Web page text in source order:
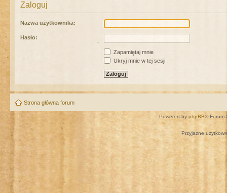
Zaloguj
Nazwa użytkownika:
Hasło:
Zapamiętaj mnie
Ukryj mnie w tej sesji
Strona główna forum
Powered by phpBB® Forum
Przyjazne